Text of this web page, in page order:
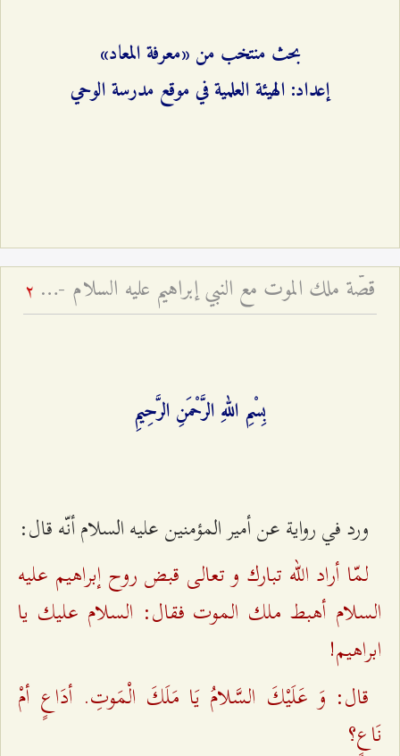
بحث منتخب من «معرفة المعاد»
إعداد: الهيئة العلمية في موقع مدرسة الوحي
قصّة ملك الموت مع النبي إبراهيم عليه السلام - إشارة إلى حقيقة الموت 2
بِسْمِ اللهِ الرَّحْمَنِ الرَّحِيمِ‌
ورد في رواية عن أمير المؤمنين عليه السلام أنّه قال:
لمّا أراد الله تبارك و تعالى قبض روح إبراهيم عليه
السلام أهبط ملك الموت فقال: السلام عليك يا
ابراهيم!
قال: وَ عَلَيْكَ السَّلامُ يَا مَلَكَ الْمَوتِ. أدَاعٍ أمْ
نَاعٍ؟